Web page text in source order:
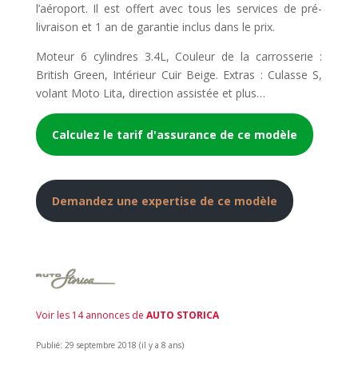
l’aéroport. Il est offert avec tous les services de pré-
livraison et 1 an de garantie inclus dans le prix.
Moteur 6 cylindres 3.4L, Couleur de la carrosserie :
British Green, Intérieur Cuir Beige. Extras : Culasse S,
volant Moto Lita, direction assistée et plus…
Calculez le tarif d'assurance de ce modèle
Demandez une expertise de ce modèle
Voir les 14 annonces de AUTO STORICA
Publié: 29 septembre 2018 (il y a 8 ans)